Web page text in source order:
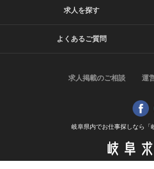
岐阜県内でお仕事探しなら「
求人を探す
よくあるご質問
求人掲載のご相談 運